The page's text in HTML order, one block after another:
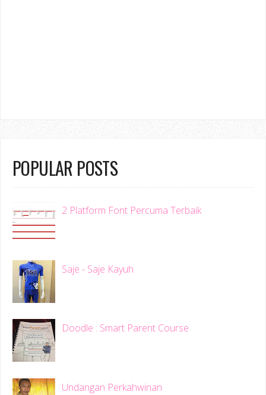
POPULAR POSTS
2 Platform Font Percuma Terbaik
Saje - Saje Kayuh
Doodle : Smart Parent Course
Undangan Perkahwinan